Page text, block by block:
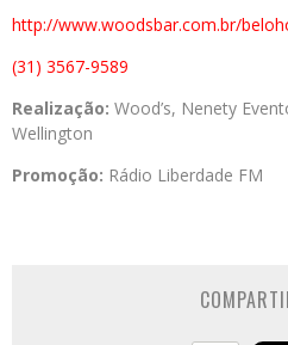
http://www.woodsbar.com.br/
(31) 3567-9589
Realização: Wood’s, Nenety
Wellington
Promoção: Rádio Liberdade FM